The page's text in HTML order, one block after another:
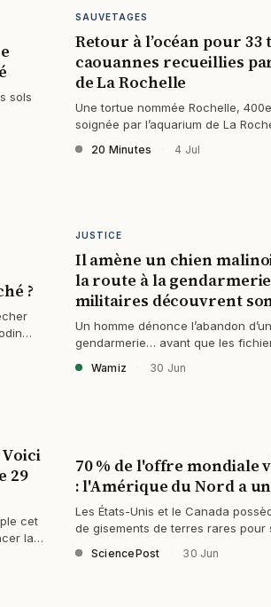
sols
SAUVETAGES
Retour à l’océan pour
caouannes recueillies
de La Rochelle
Une tortue nommée Rochelle,
soignée par l’aquarium de La
20 Minutes 4 Jul
?
JUSTICE
Il amène un chien
la route à la
militaires découvrent
Un homme dénonce l’abandon
gendarmerie… avant que les
Wamiz 30 Jun
29
cet
la
70 % de l'offre mondiale
: l'Amérique du Nord a
Les États-Unis et le Canada
de gisements de terres rares
SciencePost 30 Jun